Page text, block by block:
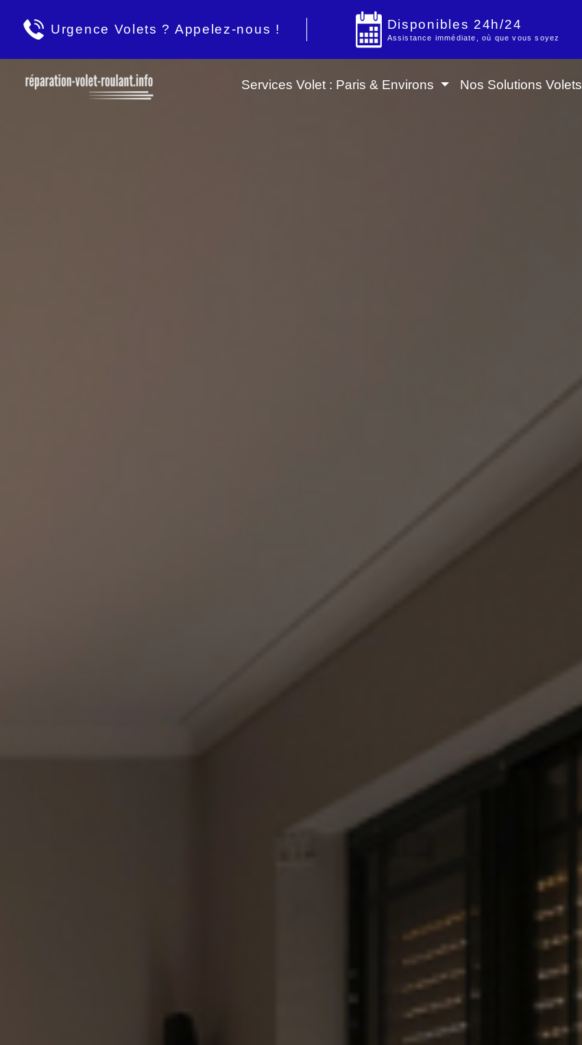
Urgence Volets ? Appelez-nous ! Disponibles 24h/24
Assistance immédiate, où que vous soyez
Services Volet : Paris & Environs Nos Solutions Volets